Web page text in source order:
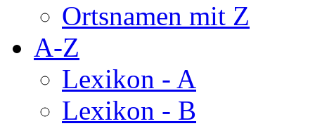
Ortsnamen mit Z
A-Z
Lexikon - A
Lexikon - B